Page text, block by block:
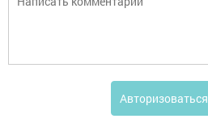
Авторизоваться